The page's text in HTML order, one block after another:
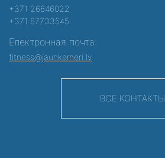
+371 26646022
+371 67733545
Електронная почта:
fitness@jaunkemeri.lv
ВСЕ КОНТАКТЫ